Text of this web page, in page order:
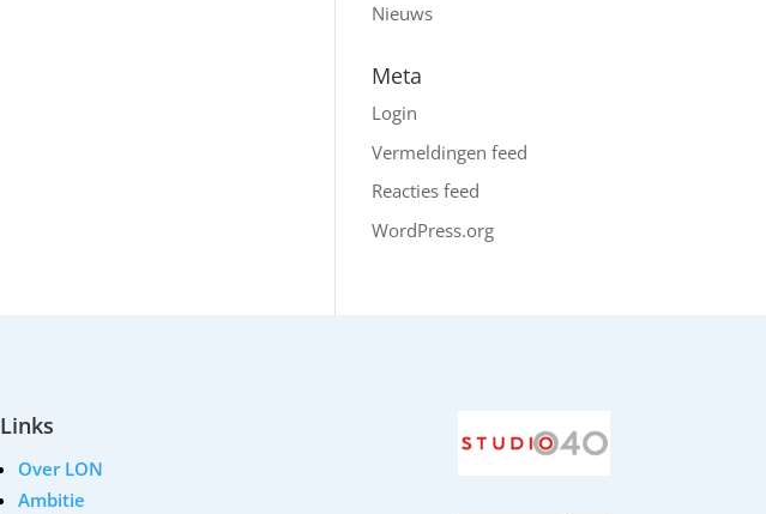
Nieuws
Meta
Login
Vermeldingen feed
Reacties feed
WordPress.org
Links
Over LON
Ambitie